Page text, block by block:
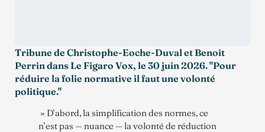
Tribune de Christophe-Eoche-Duval et Benoît
Perrin dans Le Figaro Vox, le 30 juin 2026. "Pour
réduire la folie normative il faut une volonté
politique."
» D’abord, la simplification des normes, ce
n’est pas — nuance — la volonté de réduction